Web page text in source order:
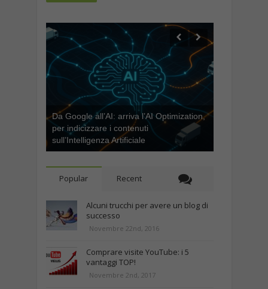
Da Google all’AI: arriva l’AI Optimization,
per indicizzare i contenuti
sull’Intelligenza Artificiale
Popular Recent
Alcuni trucchi per avere un blog di
successo
Novembre 22nd, 2016
Comprare visite YouTube: i 5
vantaggi TOP!
Novembre 2nd, 2017